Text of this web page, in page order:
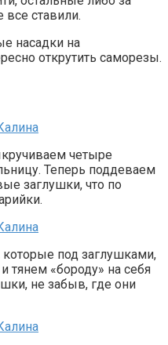
все ставили.
насадки на
открутить саморезы.
четыре
Теперь поддеваем
заглушки, что по
под заглушками,
тянем «бороду» на себя
не забыв, где они